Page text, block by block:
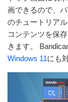
画できるので、
のチュートリア
コンテンツを保
きます。
Windows 11にも